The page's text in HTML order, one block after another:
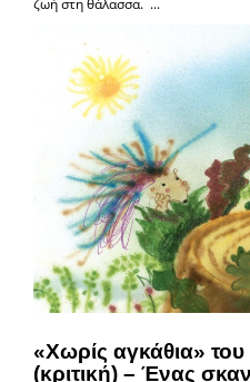
«Χωρίς αγκάθια»
(κριτική) – Ένας